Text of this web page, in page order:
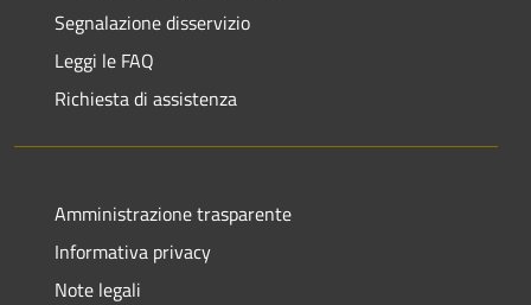
Segnalazione disservizio
Leggi le FAQ
Richiesta di assistenza
Amministrazione trasparente
Informativa privacy
Note legali